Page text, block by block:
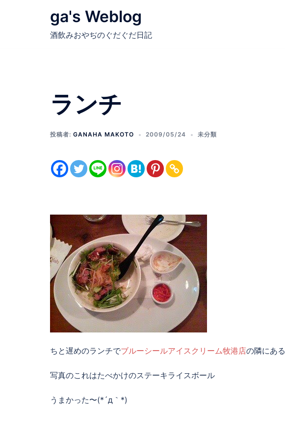
ga's Weblog
酒飲みおやぢのぐだぐだ日記
ランチ
投稿者: GANAHA MAKOTO 2009/05/24 未分類
ちと遅めのランチでブルーシールアイスクリーム牧港店の隣にある
写真のこれはたべかけのステーキライスボール
うまかった〜(*´д｀*)